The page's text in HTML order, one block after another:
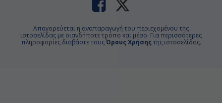
Απαγορεύεται η αναπαραγωγή του περιεχομένου της
ιστοσελίδας με οιανδήποτε τρόπο και μέσο. Για περισσότερες
πληροφορίες διαβάστε τουςΌρους Χρήσηςτης ιστοσελίδας.